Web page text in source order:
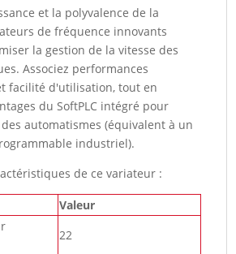
et la polyvalence de la
de fréquence innovants
la gestion de la vitesse des
Associez performances
facilité d'utilisation, tout en
du SoftPLC intégré pour
automatismes (équivalent à un
industriel).
de ce variateur :
Valeur
22